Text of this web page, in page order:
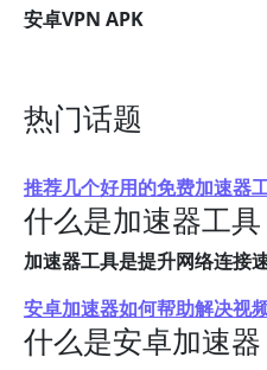
安卓VPN APK
热门话题
推荐几个好用的免费加速器
什么是加速器工具
加速器工具是提升网络连接
安卓加速器如何帮助解决视
什么是安卓加速器